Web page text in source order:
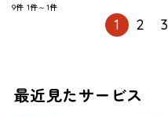
9件 1件～1件
1 2 3
最近見たサービス